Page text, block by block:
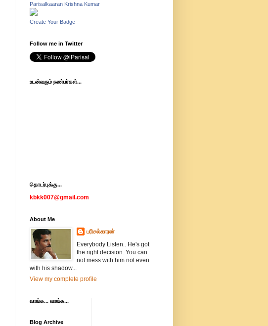
Parisalkaaran Krishna Kumar
Create Your Badge
Follow me in Twitter
உடன்வரும் நண்பர்கள்...
தொடர்புக்கு...
kbkk007@gmail.com
About Me
பரிசல்காரன்
Everybody Listen.. He's got
the right decision. You can
not mess with him not even
with his shadow...
View my complete profile
வாங்க... வாங்க...
Blog Archive